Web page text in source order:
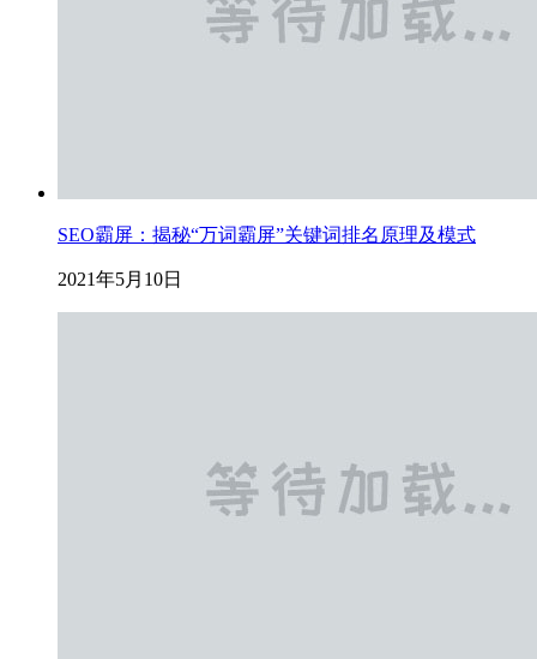
SEO霸屏：揭秘“万词霸屏”关键词排名原理及模式
2021年5月10日